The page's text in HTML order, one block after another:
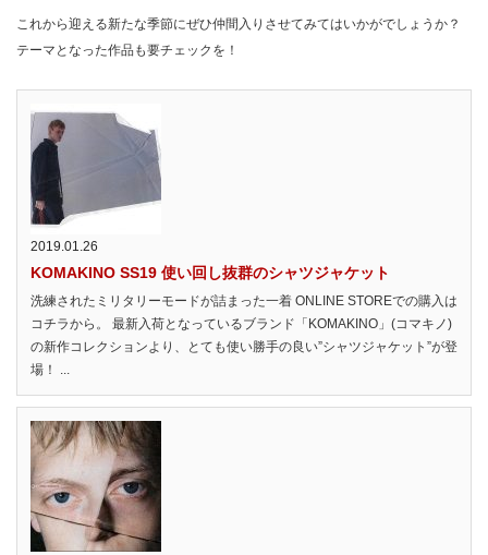
これから迎える新たな季節にぜひ仲間入りさせてみてはいかがでしょうか？
テーマとなった作品も要チェックを！
2019.01.26
KOMAKINO SS19 使い回し抜群のシャツジャケット
洗練されたミリタリーモードが詰まった一着 ONLINE STOREでの購入は
コチラから。 最新入荷となっているブランド「KOMAKINO」(コマキノ)
の新作コレクションより、とても使い勝手の良い”シャツジャケット”が登
場！ ...